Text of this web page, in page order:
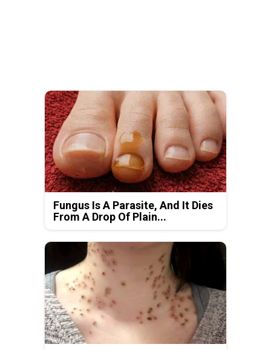
Fungus Is A Parasite, And It Dies
From A Drop Of Plain...